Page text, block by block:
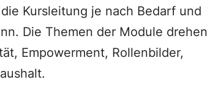
Kursleitung je nach Bedarf und
Die Themen der Module drehen
Empowerment, Rollenbilder,